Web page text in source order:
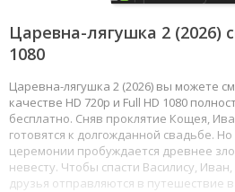
Царевна-лягушка 2 (2026)
1080
Царевна-лягушка 2 (2026) вы можете
качестве HD 720p и Full HD 1080
бесплатно. Сняв проклятие Кощея,
готовятся к долгожданной свадьбе.
церемонии пробуждается древнее
невесту. Чтобы спасти Василису, Иван,
друзья отправляются в путешествие